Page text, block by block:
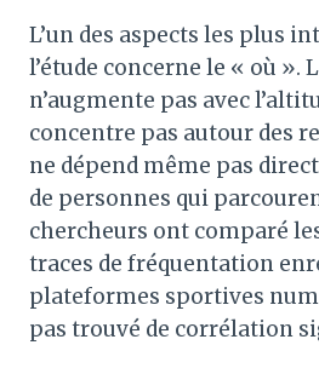
L’un des aspects les plus
l’étude concerne le « où ».
n’augmente pas avec
concentre pas autour des
ne dépend même pas
de personnes qui
chercheurs ont comparé
traces de fréquentation
plateformes sportives
pas trouvé de corrélation